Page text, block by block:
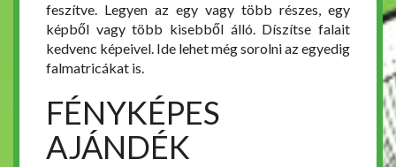
feszítve. Legyen az egy vagy több részes, egy
képből vagy több kisebből álló. Díszítse falait
kedvenc képeivel. Ide lehet még sorolni az egyedig
falmatricákat is.
FÉNYKÉPES
AJÁNDÉK